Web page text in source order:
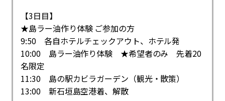
【3日目】
★島ラー油作り体験 ご参加の方
9:50 各自ホテルチェックアウト、ホテル発
10:00 島ラー油作り体験 ★希望者のみ 先着20
名限定
11:30 島の駅カビラガーデン（観光・散策）
13:00 新石垣島空港着、解散